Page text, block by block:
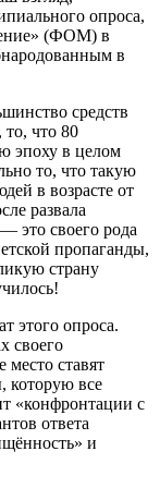
опроса,
(ФОМ) в
в
средств
что 80
эпоху в целом
то, что такую
в возрасте от
развала
это своего рода
пропаганды,
страну
этого опроса.
своего
ставят
которую все
«конфронтации с
ответа
и